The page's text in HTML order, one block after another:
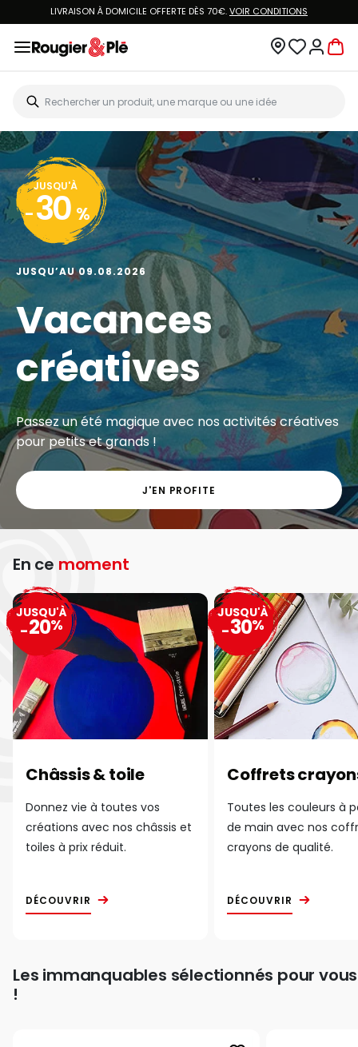
LIVRAISON À DOMICILE OFFERTE DÈS 70€.VOIR CONDITIONS
JUSQU'À
- 30 %
JUSQU’AU 09.08.2026
Vacances
créatives
Passez un été magique avec nos activités créatives
pour petits et grands !
J'EN PROFITE
En ce moment
Châssis & toile
Donnez vie à toutes vos
créations avec nos châssis et
toiles à prix réduit.
DÉCOUVRIR
JUSQU'À
-20%
Coffrets
Toutes les couleurs à
de main avec nos
crayons de qualité.
DÉCOUVRIR
JUSQU'À
-30%
Les immanquables sélectionnés pour vous
!